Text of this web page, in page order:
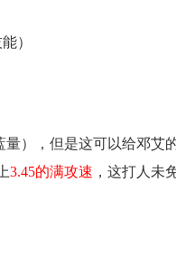
能）
量），但是这可以给邓艾
3.45的满攻速 ，这打人未